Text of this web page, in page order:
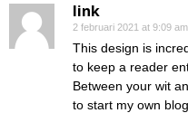
link
2 februari 2021 at 9:09 am
This design is
to keep a reader
Between your wit
to start my own